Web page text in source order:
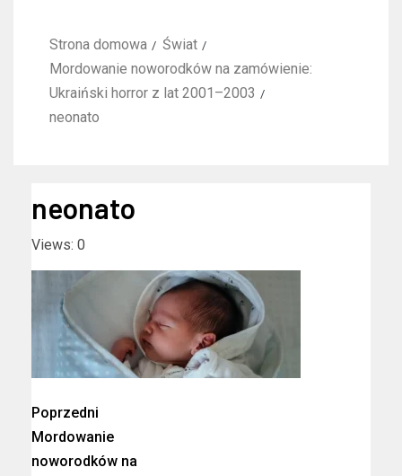
Strona domowa
Świat
Mordowanie noworodków na zamówienie:
Ukraiński horror z lat 2001–2003
neonato
neonato
Views: 0
Poprzedni
Mordowanie
noworodków na